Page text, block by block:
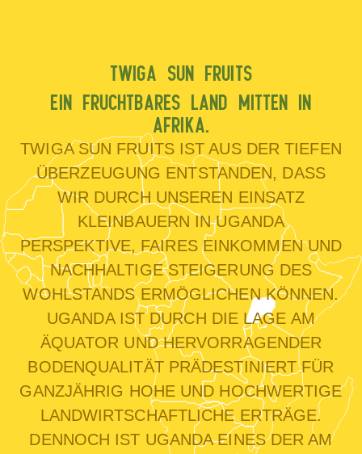
TWIGA SUN FRUITS
EIN FRUCHTBARES LAND MITTEN IN
AFRIKA.
TWIGA SUN FRUITS IST AUS DER TIEFEN
ÜBERZEUGUNG ENTSTANDEN, DASS
WIR DURCH UNSEREN EINSATZ
KLEINBAUERN IN UGANDA
PERSPEKTIVE, FAIRES EINKOMMEN UND
NACHHALTIGE STEIGERUNG DES
WOHLSTANDS ERMÖGLICHEN KÖNNEN.
UGANDA IST DURCH DIE LAGE AM
ÄQUATOR UND HERVORRAGENDER
BODENQUALITÄT PRÄDESTINIERT FÜR
GANZJÄHRIG HOHE UND HOCHWERTIGE
LANDWIRTSCHAFTLICHE ERTRÄGE.
DENNOCH IST UGANDA EINES DER AM